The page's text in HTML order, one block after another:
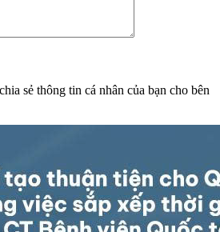
sẻ thông tin cá nhân của bạn cho bên